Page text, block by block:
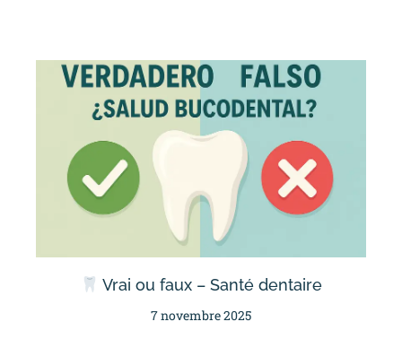
Vrai ou faux – Santé dentaire
7 novembre 2025